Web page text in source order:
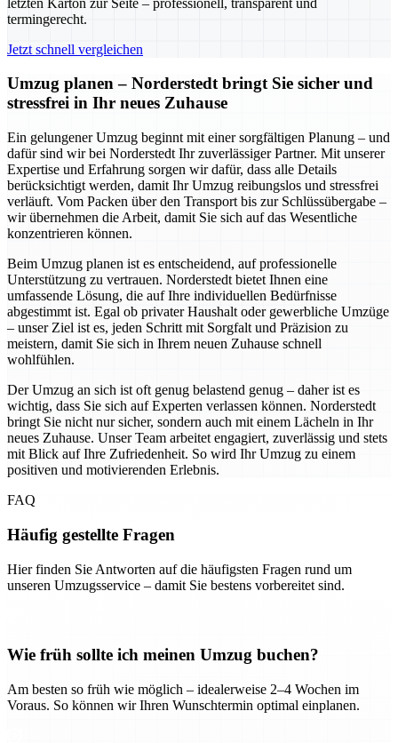
termingerecht.
Jetzt schnell vergleichen
Umzug planen – Norderstedt bringt Sie sicher und
stressfrei in Ihr neues Zuhause
Ein gelungener Umzug beginnt mit einer sorgfältigen Planung – und
dafür sind wir bei Norderstedt Ihr zuverlässiger Partner. Mit unserer
Expertise und Erfahrung sorgen wir dafür, dass alle Details
berücksichtigt werden, damit Ihr Umzug reibungslos und stressfrei
verläuft. Vom Packen über den Transport bis zur Schlüssübergabe –
wir übernehmen die Arbeit, damit Sie sich auf das Wesentliche
konzentrieren können.
Beim Umzug planen ist es entscheidend, auf professionelle
Unterstützung zu vertrauen. Norderstedt bietet Ihnen eine
umfassende Lösung, die auf Ihre individuellen Bedürfnisse
abgestimmt ist. Egal ob privater Haushalt oder gewerbliche Umzüge
– unser Ziel ist es, jeden Schritt mit Sorgfalt und Präzision zu
meistern, damit Sie sich in Ihrem neuen Zuhause schnell
wohlfühlen.
Der Umzug an sich ist oft genug belastend genug – daher ist es
wichtig, dass Sie sich auf Experten verlassen können. Norderstedt
bringt Sie nicht nur sicher, sondern auch mit einem Lächeln in Ihr
neues Zuhause. Unser Team arbeitet engagiert, zuverlässig und stets
mit Blick auf Ihre Zufriedenheit. So wird Ihr Umzug zu einem
positiven und motivierenden Erlebnis.
FAQ
Häufig gestellte Fragen
Hier finden Sie Antworten auf die häufigsten Fragen rund um
unseren Umzugsservice – damit Sie bestens vorbereitet sind.
Wie früh sollte ich meinen Umzug buchen?
Am besten so früh wie möglich – idealerweise 2–4 Wochen im
Voraus. So können wir Ihren Wunschtermin optimal einplanen.